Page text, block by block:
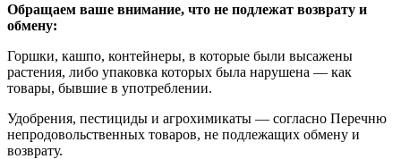
Обращаем ваше внимание, что не подлежат возврату и
обмену:
Горшки, кашпо, контейнеры, в которые были высажены
растения, либо упаковка которых была нарушена — как
товары, бывшие в употреблении.
Удобрения, пестициды и агрохимикаты — согласно Перечню
непродовольственных товаров, не подлежащих обмену и
возврату.